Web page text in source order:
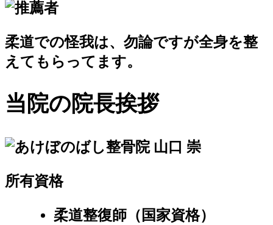
柔道での怪我は、勿論ですが全身を整
えて もらってます。
当院の院長挨拶
所有資格
柔道整復師（国家資格）